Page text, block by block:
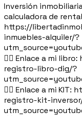
Inversión inmobiliaria
calculadora de
https://
inmuebles-alquiler/?
👉🏻 Enlace a mi
registro-libro-dig/?
👉🏻 Enlace a mi
registro-kit-